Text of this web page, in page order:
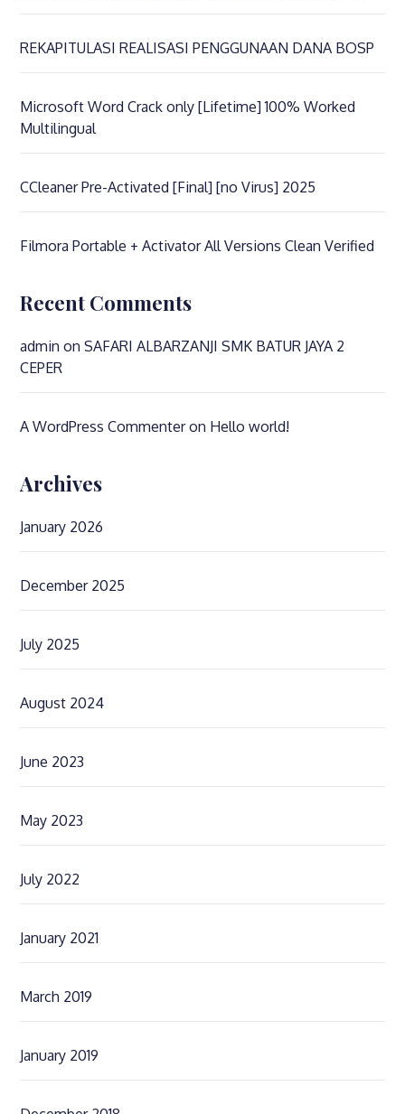
REKAPITULASI REALISASI PENGGUNAAN DANA BOSP
Microsoft Word Crack only [Lifetime] 100% Worked
Multilingual
CCleaner Pre-Activated [Final] [no Virus] 2025
Filmora Portable + Activator All Versions Clean Verified
Recent Comments
admin onSAFARI ALBARZANJI SMK BATUR JAYA 2
CEPER
A WordPress Commenteron Hello world!
Archives
January 2026
December 2025
July 2025
August 2024
June 2023
May 2023
July 2022
January 2021
March 2019
January 2019